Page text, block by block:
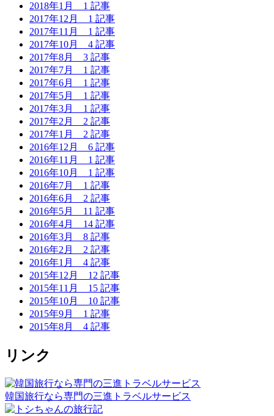
2018年1月 1 記事
2017年12月 1 記事
2017年11月 1 記事
2017年10月 4 記事
2017年8月 3 記事
2017年7月 1 記事
2017年6月 1 記事
2017年5月 1 記事
2017年3月 1 記事
2017年2月 2 記事
2017年1月 2 記事
2016年12月 6 記事
2016年11月 1 記事
2016年10月 1 記事
2016年7月 1 記事
2016年6月 2 記事
2016年5月 11 記事
2016年4月 14 記事
2016年3月 8 記事
2016年2月 2 記事
2016年1月 4 記事
2015年12月 12 記事
2015年11月 15 記事
2015年10月 10 記事
2015年9月 1 記事
2015年8月 4 記事
リンク
韓国旅行なら専門の三進トラベルサービス